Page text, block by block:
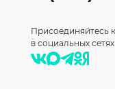
Присоединяйтесь
в социальных сетях